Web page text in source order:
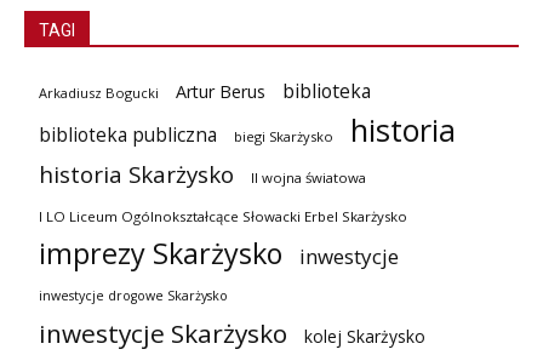
TAGI
Arkadiusz Bogucki Artur Berus
biblioteka
biblioteka publiczna
biegi Skarżysko historia
historia Skarżysko II wojna światowa
I LO Liceum Ogólnokształcące Słowacki Erbel Skarżysko
imprezy Skarżysko inwestycje
inwestycje drogowe Skarżysko
inwestycje Skarżysko kolej Skarżysko